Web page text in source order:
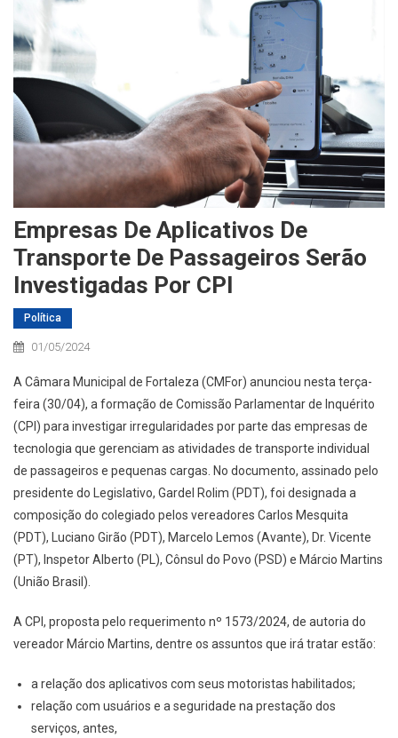
Empresas De Aplicativos De
Transporte De Passageiros Serão
Investigadas Por CPI
Política
01/05/2024
A Câmara Municipal de Fortaleza (CMFor) anunciou nesta terça-
feira (30/04), a formação de Comissão Parlamentar de Inquérito
(CPI) para investigar irregularidades por parte das empresas de
tecnologia que gerenciam as atividades de transporte individual
de passageiros e pequenas cargas. No documento, assinado pelo
presidente do Legislativo, Gardel Rolim (PDT), foi designada a
composição do colegiado pelos vereadores Carlos Mesquita
(PDT), Luciano Girão (PDT), Marcelo Lemos (Avante), Dr. Vicente
(PT), Inspetor Alberto (PL), Cônsul do Povo (PSD) e Márcio Martins
(União Brasil).
A CPI, proposta pelo requerimento nº 1573/2024, de autoria do
vereador Márcio Martins, dentre os assuntos que irá tratar estão:
a relação dos aplicativos com seus motoristas habilitados;
relação com usuários e a seguridade na prestação dos
serviços, antes,